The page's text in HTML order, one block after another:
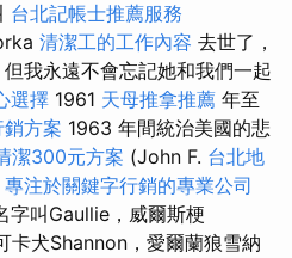
台北記帳士推薦服務
清潔工的工作內容 去世了，
我永遠不會忘記她和我們一起
選擇 1961 天母推拿推薦 年至
方案 1963 年間統治美國的悲
潔300元方案 (John F. 台北地
專注於關鍵字行銷的專業公司
字叫Gaullie，威爾斯梗
卡犬Shannon，愛爾蘭狼雪納